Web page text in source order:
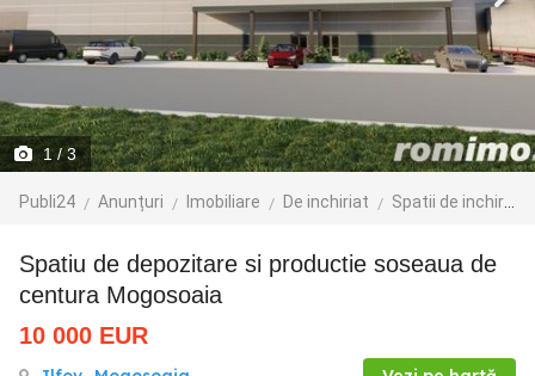
1/ 3
Publi24 Anunțuri Imobiliare De inchiriat Spatii de inchiriat
Spatiu de depozitare si productie soseaua de
centura Mogosoaia
10 000 EUR